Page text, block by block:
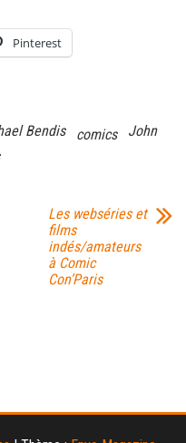
Pinterest
Bendis comics
John
Les webséries et
films
indés/amateurs
à Comic
Con’Paris